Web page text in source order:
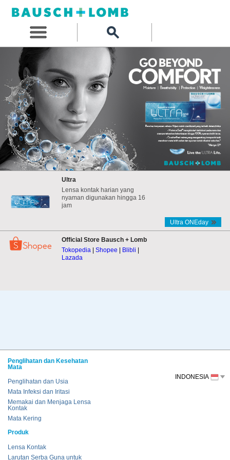
Ultra
Lensa kontak harian yang
nyaman digunakan hingga 16
jam
Ultra ONEday
Official Store Bausch + Lomb
Tokopedia | Shopee | Blibli |
Lazada
Penglihatan dan Kesehatan
Mata
Penglihatan dan Usia
Mata Infeksi dan Iritasi
Memakai dan Menjaga Lensa
Kontak
Mata Kering
Produk
Lensa Kontak
Larutan Serba Guna untuk
INDONESIA